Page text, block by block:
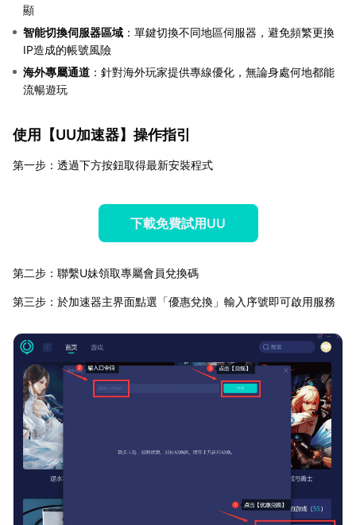
顯
智能切換伺服器區域 ：單鍵切換不同地區伺服器，避免頻繁更換
IP造成的帳號風險
海外專屬通道 ：針對海外玩家提供專線優化，無論身處何地都能
流暢遊玩
使用【UU加速器】操作指引
第一步：透過下方按鈕取得最新安裝程式
下載免費試用UU
第二步：聯繫U妹領取專屬會員兌換碼
第三步：於加速器主界面點選「優惠兌換」輸入序號即可啟用服務